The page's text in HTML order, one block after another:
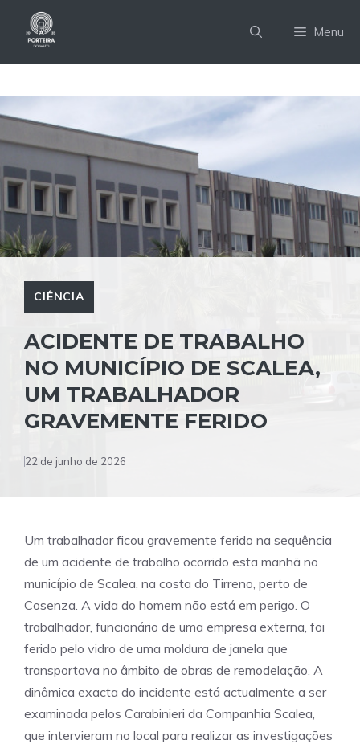
Menu
CIÊNCIA
ACIDENTE DE TRABALHO
NO MUNICÍPIO DE SCALEA,
UM TRABALHADOR
GRAVEMENTE FERIDO
22 de junho de 2026
Um trabalhador ficou gravemente ferido na sequência
de um acidente de trabalho ocorrido esta manhã no
município de Scalea, na costa do Tirreno, perto de
Cosenza. A vida do homem não está em perigo. O
trabalhador, funcionário de uma empresa externa, foi
ferido pelo vidro de uma moldura de janela que
transportava no âmbito de obras de remodelação. A
dinâmica exacta do incidente está actualmente a ser
examinada pelos Carabinieri da Companhia Scalea,
que intervieram no local para realizar as investigações